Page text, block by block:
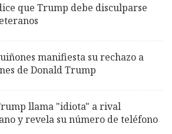
que Trump debe disculparse
manifiesta su rechazo a
de Donald Trump
llama "idiota" a rival
y revela su número de teléfono